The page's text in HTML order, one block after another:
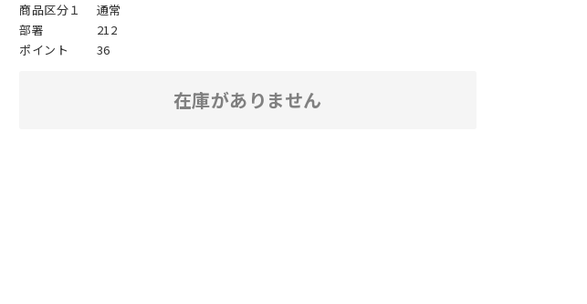
商品区分１
通常
部署
212
ポイント
36
在庫がありません